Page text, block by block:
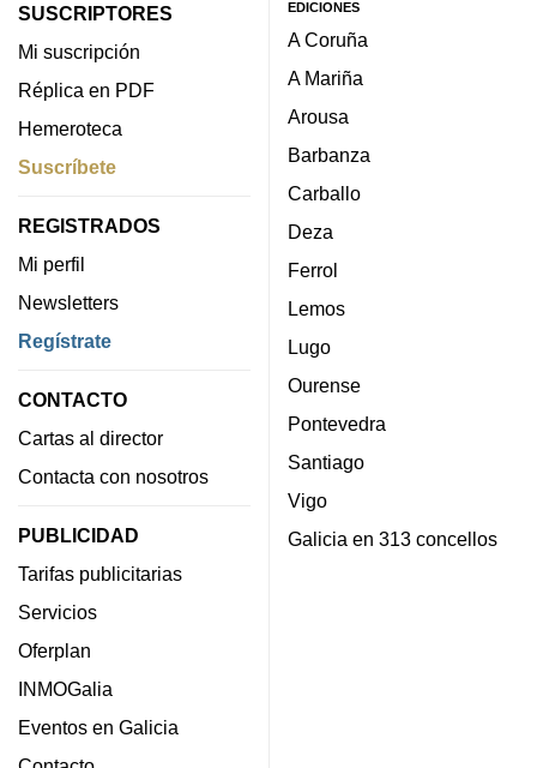
SUSCRIPTORES
Mi suscripción
Réplica en PDF
Hemeroteca
Suscríbete
REGISTRADOS
Mi perfil
Newsletters
Regístrate
CONTACTO
Cartas al director
Contacta con nosotros
PUBLICIDAD
Tarifas publicitarias
Servicios
Oferplan
INMOGalia
Eventos en Galicia
EDICIONES
A Coruña
A Mariña
Arousa
Barbanza
Carballo
Deza
Ferrol
Lemos
Lugo
Ourense
Pontevedra
Santiago
Vigo
Galicia en 313 concellos